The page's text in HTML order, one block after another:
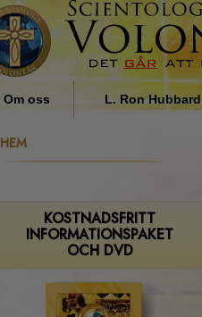
Om oss
Vad för sorts personer är
frivilligpastorer?
L. Ron Hubbard
HEM
KOSTNADSFRITT
INFORMATIONSPAKET
OCH DVD